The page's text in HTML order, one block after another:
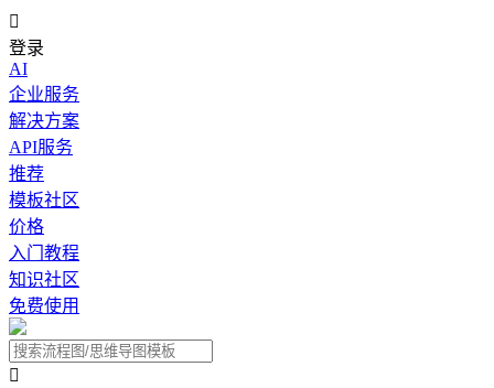

登录
AI
企业服务
解决方案
API服务
推荐
模板社区
价格
入门教程
知识社区
免费使用
